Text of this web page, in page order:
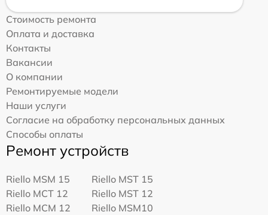
Стоимость ремонта
Оплата и доставка
Контакты
Вакансии
О компании
Ремонтируемые модели
Наши услуги
Согласие на обработку персональных данных
Способы оплаты
Ремонт устройств
Riello MSM 15
Riello MST 15
Riello MCT 12
Riello MST 12
Riello MCM 12
Riello MSM10